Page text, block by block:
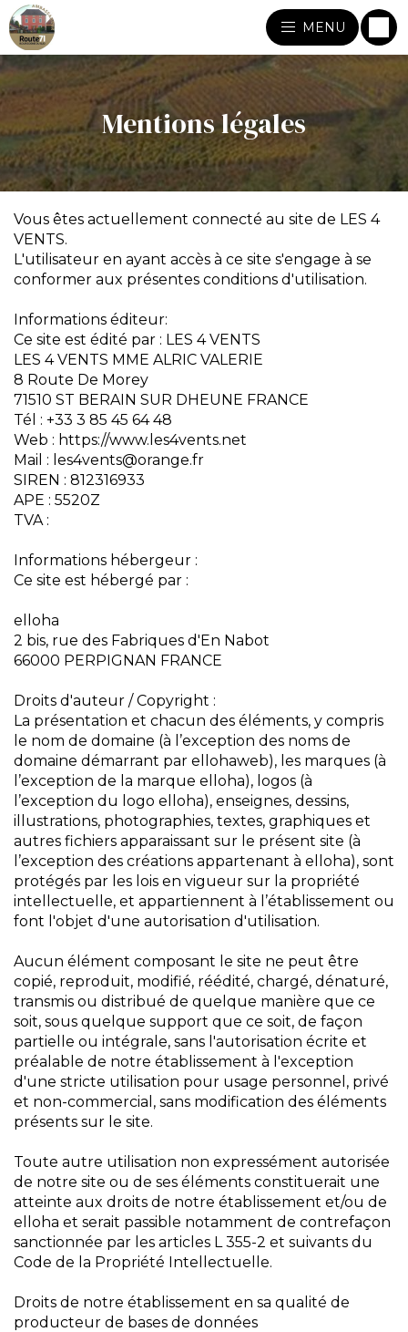
MENU
Mentions légales
Vous êtes actuellement connecté au site de LES 4
VENTS.
L'utilisateur en ayant accès à ce site s'engage à se
conformer aux présentes conditions d'utilisation.
Informations éditeur:
Ce site est édité par : LES 4 VENTS
LES 4 VENTS MME ALRIC VALERIE
8 Route De Morey
71510 ST BERAIN SUR DHEUNE FRANCE
Tél : +33 3 85 45 64 48
Web : https://www.les4vents.net
Mail : les4vents@orange.fr
SIREN : 812316933
APE : 5520Z
TVA :
Informations hébergeur :
Ce site est hébergé par :
elloha
2 bis, rue des Fabriques d'En Nabot
66000 PERPIGNAN FRANCE
Droits d'auteur / Copyright :
La présentation et chacun des éléments, y compris
le nom de domaine (à l’exception des noms de
domaine démarrant par ellohaweb), les marques (à
l’exception de la marque elloha), logos (à
l’exception du logo elloha), enseignes, dessins,
illustrations, photographies, textes, graphiques et
autres fichiers apparaissant sur le présent site (à
l’exception des créations appartenant à elloha), sont
protégés par les lois en vigueur sur la propriété
intellectuelle, et appartiennent à l’établissement ou
font l'objet d'une autorisation d'utilisation.
Aucun élément composant le site ne peut être
copié, reproduit, modifié, réédité, chargé, dénaturé,
transmis ou distribué de quelque manière que ce
soit, sous quelque support que ce soit, de façon
partielle ou intégrale, sans l'autorisation écrite et
préalable de notre établissement à l'exception
d'une stricte utilisation pour usage personnel, privé
et non-commercial, sans modification des éléments
présents sur le site.
Toute autre utilisation non expressément autorisée
de notre site ou de ses éléments constituerait une
atteinte aux droits de notre établissement et/ou de
elloha et serait passible notamment de contrefaçon
sanctionnée par les articles L 355-2 et suivants du
Code de la Propriété Intellectuelle.
Droits de notre établissement en sa qualité de
producteur de bases de données